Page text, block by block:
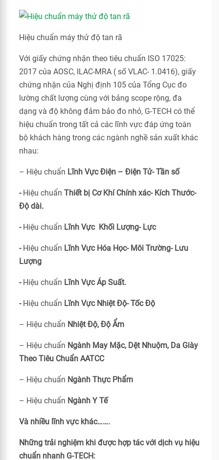
Hiệu chuẩn máy thử độ tan rã
Với giấy chứng nhận theo tiêu chuẩn ISO 17025:
2017 của AOSC, ILAC-MRA ( số VLAC- 1.0416), giấy
chứng nhận của Nghị định 105 của Tổng Cục đo
lường chất lượng cùng với bảng scope rộng, đa
dạng và độ không đảm bảo đo nhỏ, G-TECH có thể
hiệu chuẩn trong tất cả các lĩnh vực đáp ứng toàn
bộ khách hàng trong các ngành nghề sản xuất khác
nhau:
– Hiệu chuẩn Lĩnh Vực Điện – Điện Tử- Tần số
- Hiệu chuẩn Thiết bị Cơ Khí Chính xác- Kích Thước-
Độ dài.
- Hiệu chuẩn Lĩnh Vực Khối Lượng- Lực
- Hiệu chuẩn Lĩnh Vực Hóa Học- Môi Trường- Lưu
Lượng
- Hiệu chuẩn Lĩnh Vực Áp Suất.
-Hiệu chuẩn Lĩnh Vực Nhiệt Độ- Tốc Độ
– Hiệu chuẩn Nhiệt Độ, Độ Ẩm
– Hiệu chuẩn Ngành May Mặc, Dệt Nhuộm, Da Giày
Theo Tiêu Chuẩn AATCC
– Hiệu chuẩn Ngành Thực Phẩm
– Hiệu chuẩn Ngành Y Tế
Và nhiều lĩnh vực khác…….
Những trải nghiệm khi được hợp tác với dịch vụ hiệu
chuẩn nhanh G-TECH: